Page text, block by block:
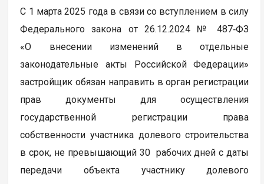
С 1 марта 2025 года в связи со вступлением в силу
Федерального закона от 26.12.2024 № 487‑ФЗ
«О внесении изменений в отдельные
законодательные акты Российской Федерации»
застройщик обязан направить в орган регистрации
прав документы для осуществления
государственной регистрации права
собственности участника долевого строительства
в срок, не превышающий 30 рабочих дней с даты
передачи объекта участнику долевого